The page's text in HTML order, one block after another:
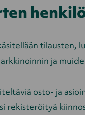
tilausten,
ja
osto- ja
rekisteröityä